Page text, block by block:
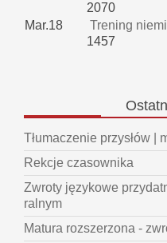
2070
Mar.18
Trening
1457
Tłumaczenie przysłów |
Rekcje czasownika
Zwroty językowe
ralnym
Matura rozszerzona -